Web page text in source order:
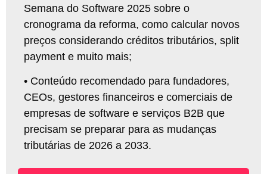
Semana do Software 2025 sobre o
cronograma da reforma, como calcular novos
preços considerando créditos tributários, split
payment e muito mais;
• Conteúdo recomendado para fundadores,
CEOs, gestores financeiros e comerciais de
empresas de software e serviços B2B que
precisam se preparar para as mudanças
tributárias de 2026 a 2033.